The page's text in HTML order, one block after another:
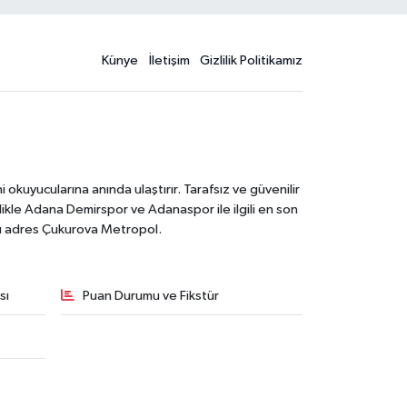
Künye İletişim Gizlilik Politikamız
anında ulaştırır. Tarafsız ve güvenilir
Adana Demirspor ve Adanaspor ile ilgili en son
adres Çukurova Metropol.
Puan Durumu ve Fikstür